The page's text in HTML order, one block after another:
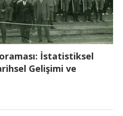
İstatistiksel
Gelişimi ve